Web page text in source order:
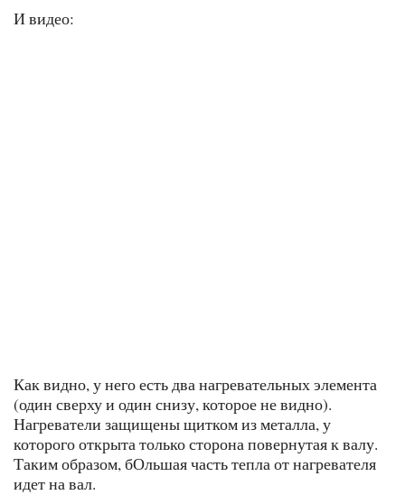
И видео:
Как видно, у него есть два нагревательных элемента
(один сверху и один снизу, которое не видно).
Нагреватели защищены щитком из металла, у
которого открыта только сторона повернутая к валу.
Таким образом, бОльшая часть тепла от нагревателя
идет на вал.